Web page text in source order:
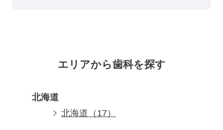
エリアから歯科を探す
北海道
北海道（17）